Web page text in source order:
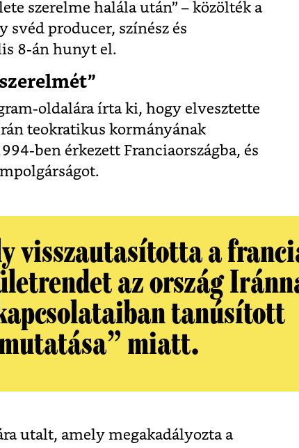
szerelme halála után” – közölték a
svéd producer, színész és
8-án hunyt el.
oldalára írta ki, hogy elvesztette
teokratikus kormányának
ben érkezett Franciaországba, és
visszautasította a
az ország
tanúsított
miatt.
utalt, amely megakadályozta a